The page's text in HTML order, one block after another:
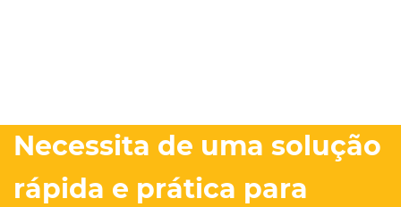
Necessita de uma solução
rápida e prática para